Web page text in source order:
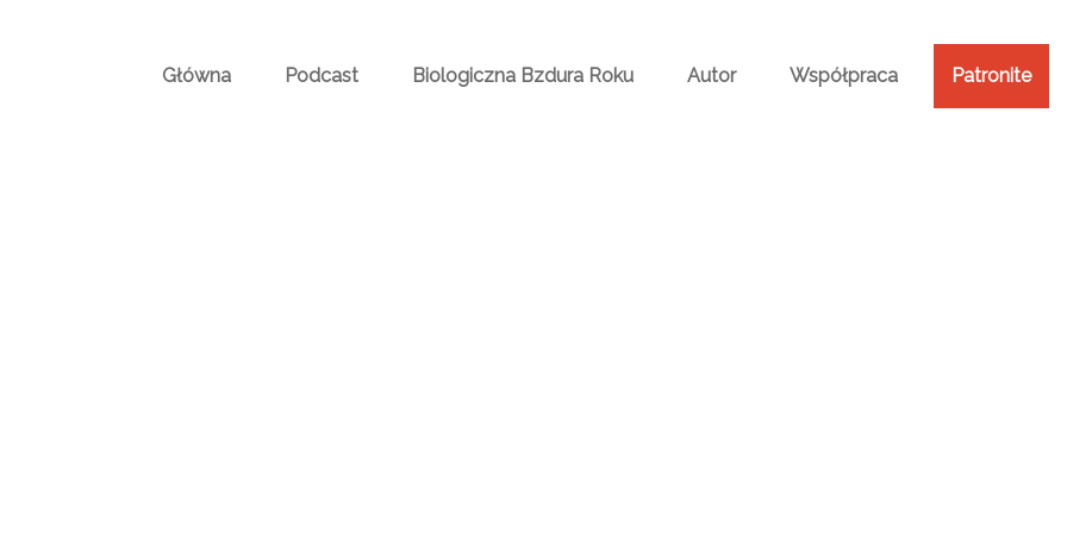
Główna Podcast Biologiczna Bzdura Roku Autor Współpraca Patronite